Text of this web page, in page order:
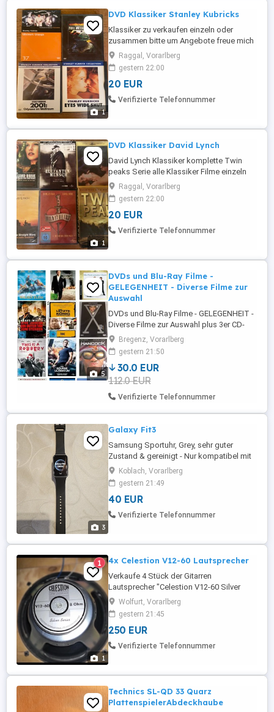
1
DVD Klassiker Stanley Kubricks
Klassiker zu verkaufen einzeln oder
zusammen bitte um Angebote freue mich
Raggal, Vorarlberg
gestern 22:00
20 EUR
Verifizierte Telefonnummer
1
DVD Klassiker David Lynch
David Lynch Klassiker komplette Twin
peaks Serie alle Klassiker Filme einzeln
oder im set Preis auf Anfrage bzw. Bitte
um Angebot danke
Raggal, Vorarlberg
gestern 22:00
20 EUR
Verifizierte Telefonnummer
5
DVDs und Blu-Ray Filme -
GELEGENHEIT - Diverse Filme zur
Auswahl
DVDs und Blu-Ray Filme - GELEGENHEIT -
Diverse Filme zur Auswahl plus 3er CD-
Block "Best of Rock" (siehe Filmkollektion
1) a) Filmkollektion 1 bis 5 (Auswahl an
Filmen (je 15): Kosten: je 30 Euro b)
Filmkollektion 1+2+3+4+5 - dh alle
zusammen (74 Filme plus CD): Kosten:
112,5 Euro c) Auch eine ...
Bregenz, Vorarlberg
gestern 21:50
30.0 EUR
112.0 EUR
Verifizierte Telefonnummer
3
Galaxy Fit3
Samsung Sportuhr, Grey, sehr guter
Zustand & gereinigt - Nur kompatibel mit
Android; großes AMOLED-Display mit
gebogenem 2,5D-Glas und
Aluminiumgehäuse. - Akkulaufzeit bis zu
13 Tage mit Schnellladung (65% in 30
Minuten) - Vollständige Gesundheits- und
Koblach, Vorarlberg
gestern 21:49
40 EUR
Verifizierte Telefonnummer
1
1 4x Celestion V12-60 Lautsprecher
Verkaufe 4 Stück der Gitarren
Lautsprecher "Celestion V12-60 Silver
series". Die Lautsprecher sind im Moment
noch verbaut und können bei Bedarf aus
der Gitarrenbox ausgebaut werden. Preis
für alle 4 Lautsprecher.
Wolfurt, Vorarlberg
gestern 21:45
250 EUR
Verifizierte Telefonnummer
Technics SL-QD 33 Quarz
PlattenspielerAbdeckhaube